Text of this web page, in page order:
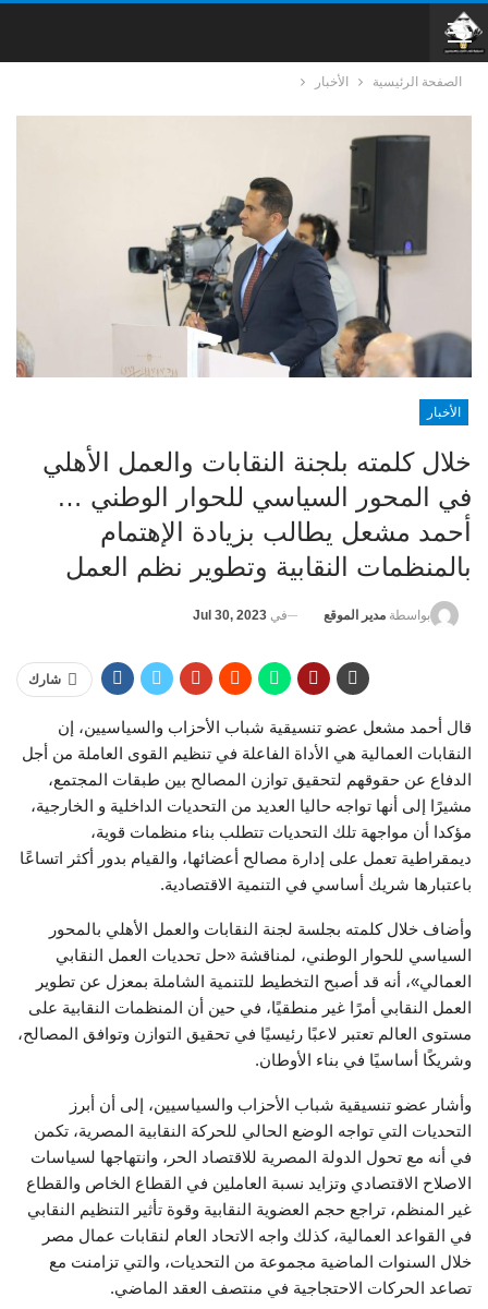
الصفحة الرئيسية الأخبار
الأخبار
خلال كلمته بلجنة النقابات والعمل الأهلي
في المحور السياسي للحوار الوطني …
أحمد مشعل يطالب بزيادة الإهتمام
بالمنظمات النقابية وتطوير نظم العمل
بواسطة مدير الموقع في Jul 30, 2023
شارك
قال أحمد مشعل عضو تنسيقية شباب الأحزاب والسياسيين، إن
النقابات العمالية ھي الأداة الفاعلة في تنظیم القوى العاملة من أجل
الدفاع عن حقوقھم لتحقیق توازن المصالح بین طبقات المجتمع،
مشيرًا إلى أنها تواجه حاليا العديد من التحديات الداخلية و الخارجية،
مؤكدا أن مواجھة تلك التحدیات تتطلب بناء منظمات قویة،
دیمقراطیة تعمل على إدارة مصالح أعضائھا، والقیام بدور أكثر اتساعًا
باعتبارھا شریك أساسي في التنمیة الاقتصادیة.
وأضاف خلال كلمته بجلسة لجنة النقابات والعمل الأهلي بالمحور
السياسي للحوار الوطني، لمناقشة «حل تحديات العمل النقابي
العمالي»، أنه قد أصبح التخطيط للتنمية الشاملة بمعزل عن تطوير
العمل النقابي أمرًا غیر منطقيًا، في حين أن المنظمات النقابیة على
مستوى العالم تعتبر لاعبًا رئیسيًا في تحقیق التوازن وتوافق المصالح،
وشريكًا أساسيًا في بناء الأوطان.
وأشار عضو تنسيقية شباب الأحزاب والسياسيين، إلى أن أبرز
التحديات التي تواجه الوضع الحالي للحركة النقابیة المصرية، تكمن
في أنه مع تحول الدولة المصریة للاقتصاد الحر، وانتھاجھا لسیاسات
الاصلاح الاقتصادي وتزاید نسبة العاملين في القطاع الخاص والقطاع
غیر المنظم، تراجع حجم العضویة النقابیة وقوة تأثیر التنظیم النقابي
في القواعد العمالیة، كذلك واجه الاتحاد العام لنقابات عمال مصر
خلال السنوات الماضیة مجموعة من التحدیات، والتي تزامنت مع
تصاعد الحركات الاحتجاجیة في منتصف العقد الماضي.